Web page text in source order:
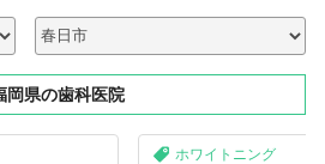
岡県の歯科医院
ホワイトニング